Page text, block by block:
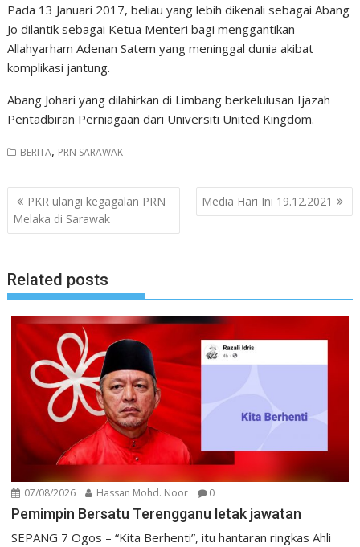
Pada 13 Januari 2017, beliau yang lebih dikenali sebagai Abang
Jo dilantik sebagai Ketua Menteri bagi menggantikan
Allahyarham Adenan Satem yang meninggal dunia akibat
komplikasi jantung.
Abang Johari yang dilahirkan di Limbang berkelulusan Ijazah
Pentadbiran Perniagaan dari Universiti United Kingdom.
BERITA, PRN SARAWAK
Post
navigation
PKR ulangi kegagalan PRN
Melaka di Sarawak
Media Hari Ini 19.12.2021
Related posts
07/08/2026 Hassan Mohd. Noor 0
Pemimpin Bersatu Terengganu letak jawatan
SEPANG 7 Ogos – “Kita Berhenti”, itu hantaran ringkas Ahli